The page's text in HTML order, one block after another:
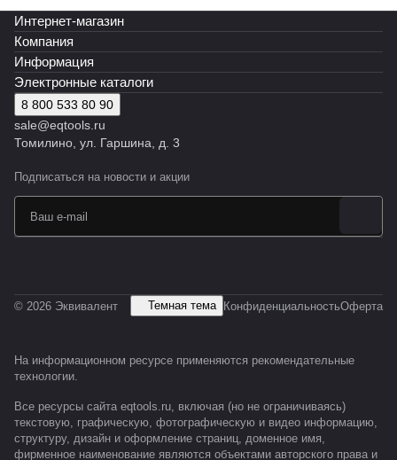
Интернет-магазин
Компания
Информация
Электронные каталоги
8 800 533 80 90
sale@eqtools.ru
Томилино, ул. Гаршина, д. 3
Подписаться на новости и акции
© 2026 Эквивалент Темная тема КонфиденциальностьОферта
На информационном ресурсе применяются рекомендательные
технологии.
Все ресурсы сайта eqtools.ru, включая (но не ограничиваясь)
текстовую, графическую, фотографическую и видео информацию,
структуру, дизайн и оформление страниц, доменное имя,
фирменное наименование являются объектами авторского права и